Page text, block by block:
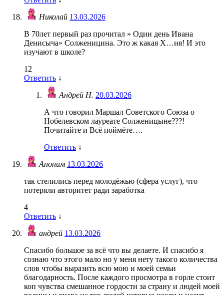
Николай 13.03.2026
В 70лет первый раз прочитал » Один день Ивана
Денисыча» Солженицина. Это ж какая Х…ня! И это
изучают в школе?
12
Ответить ↓
Андрей Н. 20.03.2026
А что говорил Маршал Советского Союза о
Нобелевском лауреате Солженицыне???!
Почитайте и Всё поймёте….
Ответить ↓
Аноним 13.03.2026
так стелились перед молодёжью (сфера услуг), что
потеряли авторитет ради заработка
4
Ответить ↓
андрей 13.03.2026
Спасибо большое за всё что вы делаете. И спасибо я
сознаю что этого мало но у меня нету такого количества
слов чтобы выразить всю мою и моей семьи
благодарность. После каждого просмотра в горле стоит
коп чувства смешанное гордости за страну и людей моей